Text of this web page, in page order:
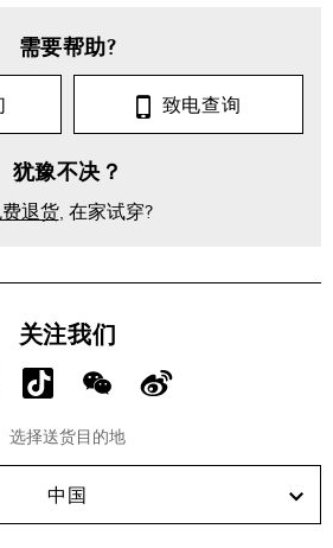
需要帮助?
致电查询
犹豫不决？
退货, 在家试穿?
关注我们
分
享
Douyin!
分
享
WeChat!
分
Weibo!
选择送货目的地
中国